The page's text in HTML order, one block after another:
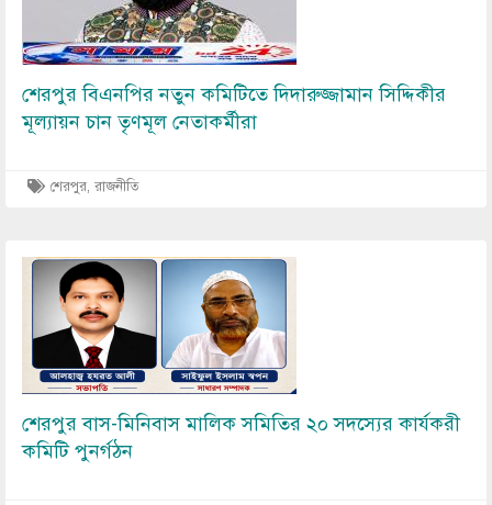
শেরপুর বিএনপির নতুন কমিটিতে দিদারুজ্জামান সিদ্দিকীর
মূল্যায়ন চান তৃণমূল নেতাকর্মীরা
শেরপুর, রাজনীতি
Image
শেরপুর বাস-মিনিবাস মালিক সমিতির ২০ সদস্যের কার্যকরী
কমিটি পুনর্গঠন